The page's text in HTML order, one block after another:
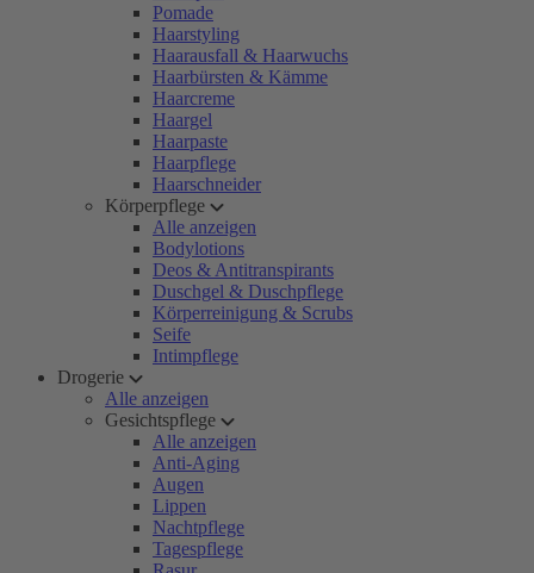
Pomade
Haarstyling
Haarausfall & Haarwuchs
Haarbürsten & Kämme
Haarcreme
Haargel
Haarpaste
Haarpflege
Haarschneider
Körperpflege
Alle anzeigen
Bodylotions
Deos & Antitranspirants
Duschgel & Duschpflege
Körperreinigung & Scrubs
Seife
Intimpflege
Drogerie
Alle anzeigen
Gesichtspflege
Alle anzeigen
Anti-Aging
Augen
Lippen
Nachtpflege
Tagespflege